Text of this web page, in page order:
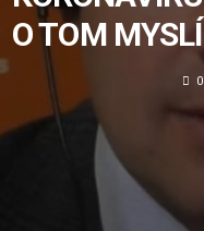
O TOM